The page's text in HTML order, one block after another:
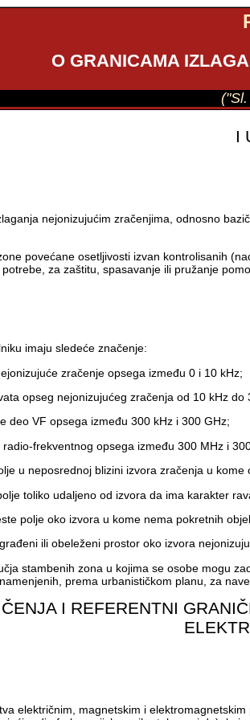
O GRANICAMA
I
nejonizujućim zračenjima, odnosno
povećane osetljivosti izvan kontrolisanih
za zaštitu, spasavanje ili pružanje
imaju sledeće značenje:
zračenje opsega između 0 i 10 kHz;
opseg nejonizujućeg zračenja od 10 kHz do
deo VF opsega između 300 kHz i 300 GHz;
radio-frekventnog opsega između 300 MHz i
u neposrednoj blizini izvora zračenja u
toliko udaljeno od izvora da ima karakter
polje oko izvora u kome nema pokretnih
ili obeleženi prostor oko izvora
stambenih zona u kojima se osobe mogu
prema urbanističkom planu, za
I REFERENTNI
električnim, magnetskim i